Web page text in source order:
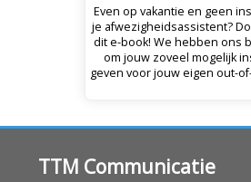
Even op vakantie en geen
je afwezigheidsassistent?
dit e-book! We hebben ons
om jouw zoveel mogelijk
geven voor jouw eigen out-
TTM Communicatie